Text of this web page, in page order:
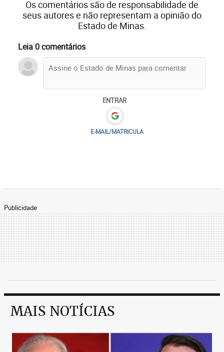
Os comentários são de responsabilidade de
seus autores e não representam a opinião do
Estado de Minas.
Leia 0 comentários
ENTRAR
E-MAIL/MATRICULA
Publicidade
MAIS NOTÍCIAS